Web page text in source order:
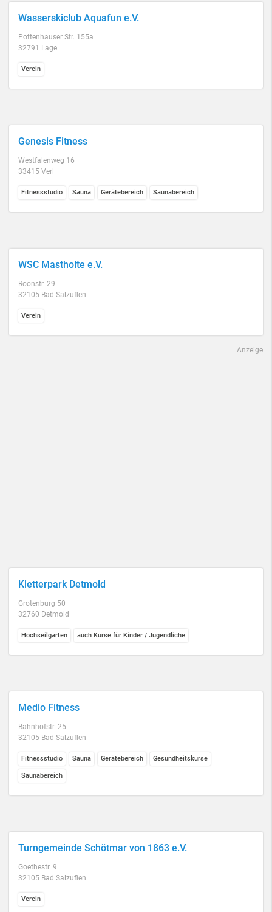
Wasserskiclub Aquafun e.V.
Pottenhauser Str. 155a
32791 Lage
Verein
Genesis Fitness
Westfalenweg 16
33415 Verl
Fitnessstudio Sauna Gerätebereich Saunabereich
WSC Mastholte e.V.
Roonstr. 29
32105 Bad Salzuflen
Verein
Anzeige
Kletterpark Detmold
Grotenburg 50
32760 Detmold
Hochseilgarten auch Kurse für Kinder / Jugendliche
Medio Fitness
Bahnhofstr. 25
32105 Bad Salzuflen
Fitnessstudio Sauna Gerätebereich Gesundheitskurse
Saunabereich
Turngemeinde Schötmar von 1863 e.V.
Goethestr. 9
32105 Bad Salzuflen
Verein